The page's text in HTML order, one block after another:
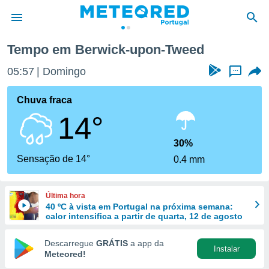
da
foi
fornecidas
a este
das
e
forma
digital
Tempo em Berwick-upon-Tweed
05:57 Domingo ...
Chuva fraca
14°
Sensação de 14°
30%
0.4 mm
Última hora
40 ºC à vista em Portugal na próxima semana:
calor intensifica a partir de quarta, 12 de agosto
Descarregue GRÁTIS a app da
Meteored!
Instalar